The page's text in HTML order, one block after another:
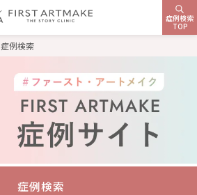
症例検索
TOP
症例検索
症例検索